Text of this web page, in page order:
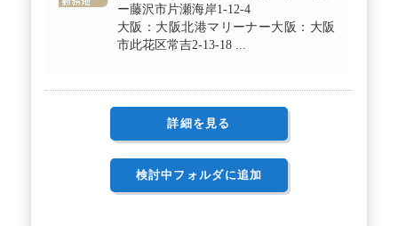
ー藤沢市片瀬海岸1-12-4
大阪：大阪北港マリーナー大阪：大阪
市此花区常吉2-13-18 ...
詳細を見る
検討中フォルダに追加